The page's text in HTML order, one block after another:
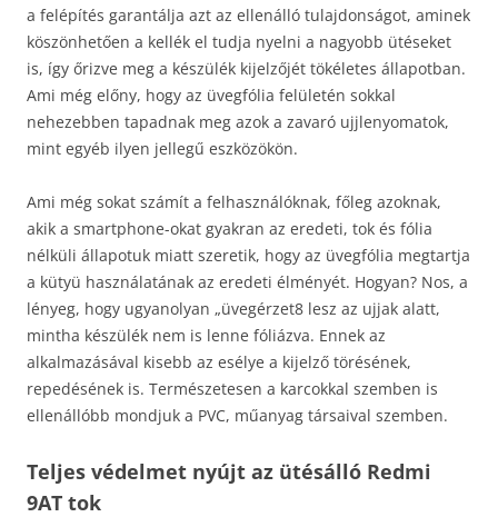
a felépítés garantálja azt az ellenálló tulajdonságot, aminek
köszönhetően a kellék el tudja nyelni a nagyobb ütéseket
is, így őrizve meg a készülék kijelzőjét tökéletes állapotban.
Ami még előny, hogy az üvegfólia felületén sokkal
nehezebben tapadnak meg azok a zavaró ujjlenyomatok,
mint egyéb ilyen jellegű eszközökön.
Ami még sokat számít a felhasználóknak, főleg azoknak,
akik a smartphone-okat gyakran az eredeti, tok és fólia
nélküli állapotuk miatt szeretik, hogy az üvegfólia megtartja
a kütyü használatának az eredeti élményét. Hogyan? Nos, a
lényeg, hogy ugyanolyan „üvegérzet8 lesz az ujjak alatt,
mintha készülék nem is lenne fóliázva. Ennek az
alkalmazásával kisebb az esélye a kijelző törésének,
repedésének is. Természetesen a karcokkal szemben is
ellenállóbb mondjuk a PVC, műanyag társaival szemben.
Teljes védelmet nyújt az ütésálló Redmi
9AT tok